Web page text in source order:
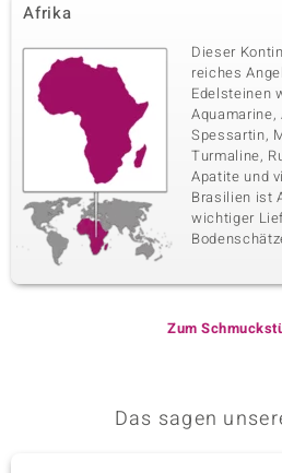
Afrika
Dieser
reiches
Edelsteinen
Spessartin,
Turmaline,
Apatite und
Brasilien ist
wichtiger
Zum
Das sagen